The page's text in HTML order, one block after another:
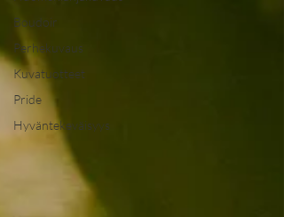
Boudoir
Perhekuvaus
Kuvatuotteet
Pride
Hyväntekeväisyys